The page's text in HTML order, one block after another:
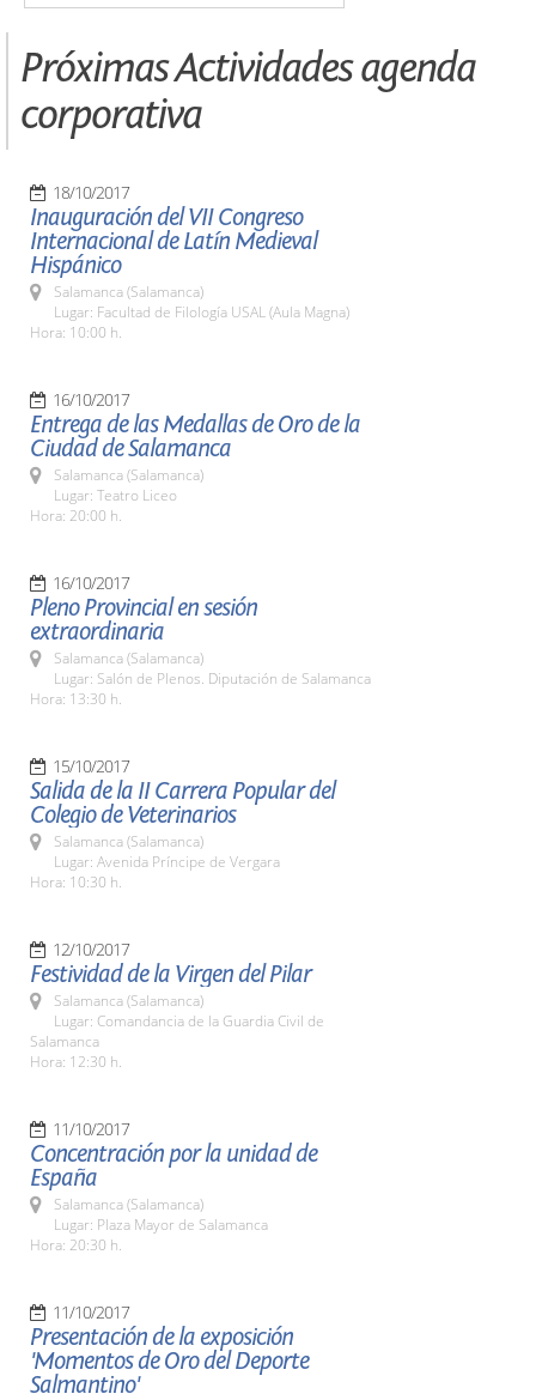
Próximas Actividades agenda
corporativa
18/10/2017
Inauguración del VII Congreso
Internacional de Latín Medieval
Hispánico
Salamanca (Salamanca)
Lugar: Facultad de Filología USAL (Aula Magna)
Hora: 10:00 h.
16/10/2017
Entrega de las Medallas de Oro de la
Ciudad de Salamanca
Salamanca (Salamanca)
Lugar: Teatro Liceo
Hora: 20:00 h.
16/10/2017
Pleno Provincial en sesión
extraordinaria
Salamanca (Salamanca)
Lugar: Salón de Plenos. Diputación de Salamanca
Hora: 13:30 h.
15/10/2017
Salida de la II Carrera Popular del
Colegio de Veterinarios
Salamanca (Salamanca)
Lugar: Avenida Príncipe de Vergara
Hora: 10:30 h.
12/10/2017
Festividad de la Virgen del Pilar
Salamanca (Salamanca)
Lugar: Comandancia de la Guardia Civil de
Salamanca
Hora: 12:30 h.
11/10/2017
Concentración por la unidad de
España
Salamanca (Salamanca)
Lugar: Plaza Mayor de Salamanca
Hora: 20:30 h.
11/10/2017
Presentación de la exposición
'Momentos de Oro del Deporte
Salmantino'